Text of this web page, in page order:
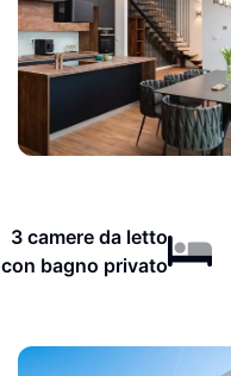
3 camere da letto
con bagno privato